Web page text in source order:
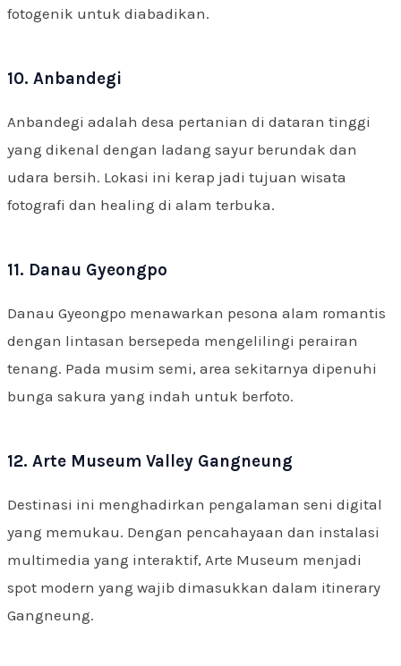
fotogenik untuk diabadikan.
10. Anbandegi
Anbandegi adalah desa pertanian di dataran tinggi
yang dikenal dengan ladang sayur berundak dan
udara bersih. Lokasi ini kerap jadi tujuan wisata
fotografi dan healing di alam terbuka.
11. Danau Gyeongpo
Danau Gyeongpo menawarkan pesona alam romantis
dengan lintasan bersepeda mengelilingi perairan
tenang. Pada musim semi, area sekitarnya dipenuhi
bunga sakura yang indah untuk berfoto.
12. Arte Museum Valley Gangneung
Destinasi ini menghadirkan pengalaman seni digital
yang memukau. Dengan pencahayaan dan instalasi
multimedia yang interaktif, Arte Museum menjadi
spot modern yang wajib dimasukkan dalam itinerary
Gangneung.